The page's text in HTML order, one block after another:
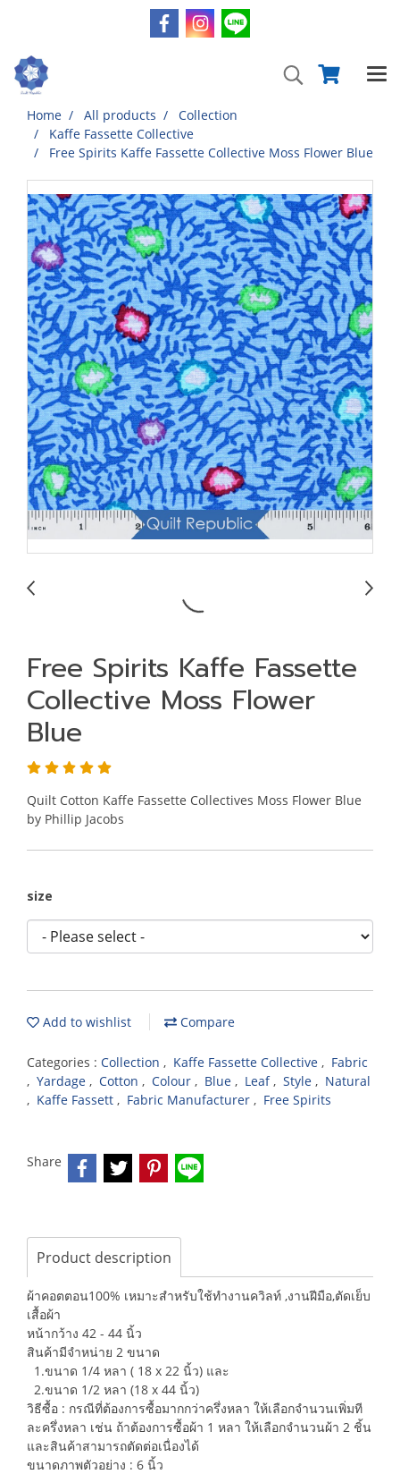
Home All products
Collection
Kaffe Fassette Collective
Free Spirits Kaffe Fassette Collective Moss Flower Blue
Free Spirits Kaffe Fassette
Collective Moss Flower
Blue
Quilt Cotton Kaffe Fassette Collectives Moss Flower Blue
by Phillip Jacobs
size
Add to wishlist Compare
Categories : Collection , Kaffe Fassette Collective , Fabric
, Yardage , Cotton , Colour , Blue , Leaf, Style , Natural
, Kaffe Fassett , Fabric Manufacturer , Free Spirits
Share
Product description
ผ้าคอตตอน100% เหมาะสำหรับใช้ทำงานควิลท์ ,งานฝีมือ,ตัดเย็บ
เสื้อผ้า
หน้ากว้าง 42 - 44 นิ้ว
สินค้ามีจำหน่าย 2 ขนาด
1.ขนาด 1/4 หลา ( 18 x 22 นิ้ว) และ
2.ขนาด 1/2 หลา (18 x 44 นิ้ว)
วิธีซื้อ : กรณีที่ต้องการซื้อมากกว่าครึ่งหลา ให้เลือกจำนวนเพิ่มที
ละครึ่งหลา เช่น ถ้าต้องการซื้อผ้า 1 หลา ให้เลือกจำนวนผ้า 2 ชิ้น
และสินค้าสามารถตัดต่อเนื่องได้
ขนาดภาพตัวอย่าง : 6 นิ้ว